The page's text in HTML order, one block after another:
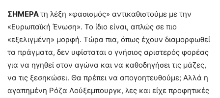
ΣΗΜΕΡΑτη λέξη «φασισμός» αντικαθιστούμε με την
«Ευρωπαϊκή Ένωση». Το ίδιο είναι, απλώς σε πιο
«εξελιγμένη» μορφή. Τώρα πια, όπως έχουν διαμορφωθεί
τα πράγματα, δεν υφίσταται ο γνήσιος αριστερός φορέας
για να ηγηθεί στον αγώνα και να καθοδηγήσει τις μάζες,
να τις ξεσηκώσει. Θα πρέπει να απογοητευθούμε; Αλλά η
αγαπημένη Ρόζα Λούξεμπουργκ, λες και είχε προφητικές